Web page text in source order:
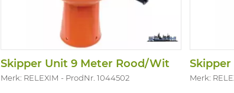
Skipper Unit 9 Meter Rood/Wit
Merk: RELEXIM ProdNr. 1044502 Merk: